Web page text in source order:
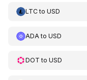
LTCto USD
ADA to USD
DOT to USD